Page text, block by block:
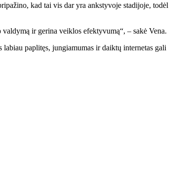
kad tai vis dar yra ankstyvoje stadijoje, todėl
ir gerina veiklos efektyvumą“, – sakė Vena.
paplitęs, jungiamumas ir daiktų internetas gali